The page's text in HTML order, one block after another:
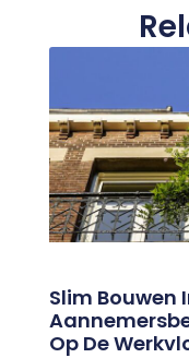
Slim Bouwen
Op De